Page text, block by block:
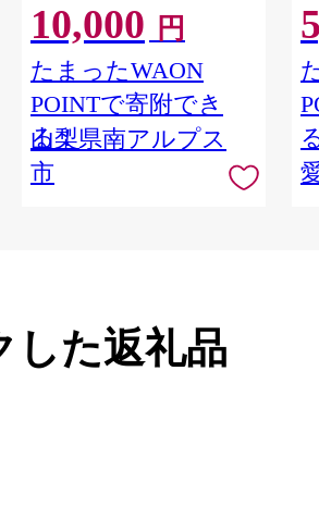
スカット1.2kg以上（2～3
房） クール便発送
ALPAG007
10,000 円
たまったWAON
POINTで寄附でき
る！
山梨県南アルプス
市
温
した返礼品